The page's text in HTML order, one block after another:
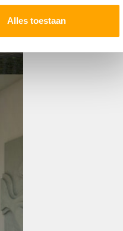
Alles toestaan